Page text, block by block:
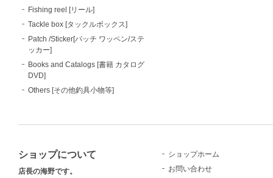
Fishing reel [リール]
Tackle box [タックルボックス]
Patch /Sticker[パッチ ワッペン/ステ
ッカー]
Books and Catalogs [書籍 カタログ
DVD]
Others [その他釣具小物等]
ショップについて
店長の海野です。
ショップホーム
お問い合わせ